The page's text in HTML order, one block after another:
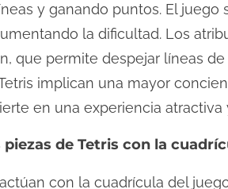
y ganando puntos. El juego
la dificultad. Los
que permite despejar líneas
implican una mayor
en una experiencia atractiva
de Tetris con la
con la cuadrícula del